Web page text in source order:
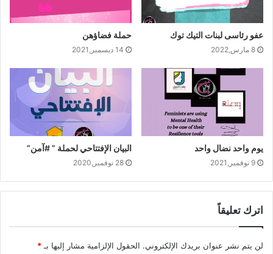
عفو رئاسى لبنات التيك توك
8 مارس,2022
حملة فضاؤهن
14 ديسمبر,2021
يوم واحد نضال واحد
9 نوفمبر,2021
البيان الإفتتاحي لحملة ” #آمن”
28 نوفمبر,2020
اترك تعليقاً
لن يتم نشر عنوان بريدك الإلكتروني. الحقول الإلزامية مشار إليها بـ*